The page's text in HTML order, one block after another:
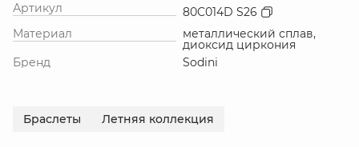
Артикул
80C014D S26
Материал
металлический сплав,
диоксид циркония
Бренд
Sodini
Браслеты Летняя коллекция